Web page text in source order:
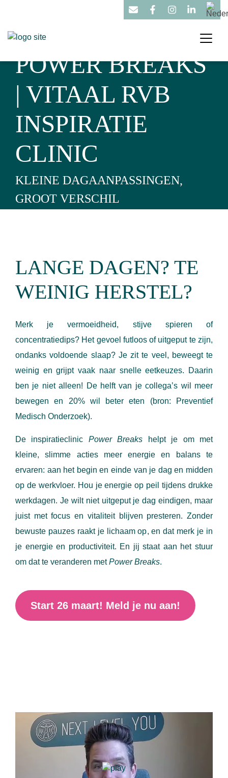
POWER BREAKS
| VITAAL RVB
INSPIRATIE
CLINIC
KLEINE DAGAANPASSINGEN,
GROOT VERSCHIL
LANGE DAGEN? TE
WEINIG HERSTEL?
Merk je vermoeidheid, stijve spieren of
concentratiedips? Het gevoel futloos of uitgeput te zijn,
ondanks voldoende slaap? Je zit te veel, beweegt te
weinig en grijpt vaak naar snelle eetkeuzes. Daarin
ben je niet alleen! De helft van je collega’s wil meer
bewegen en 20% wil beter eten (bron: Preventief
Medisch Onderzoek).
De inspiratieclinic Power Breaks helpt je om met
kleine, slimme acties meer energie en balans te
ervaren: aan het begin en einde van je dag en midden
op de werkvloer. Hou je energie op peil tijdens drukke
werkdagen. Je wilt niet uitgeput je dag eindigen, maar
juist met focus en vitaliteit blijven presteren. Zonder
bewuste pauzes raakt je lichaam op, en dat merk je in
je energie en productiviteit. En jij staat aan het stuur
om dat te veranderen metPower Breaks.
Start 26 maart! Meld je nu aan!